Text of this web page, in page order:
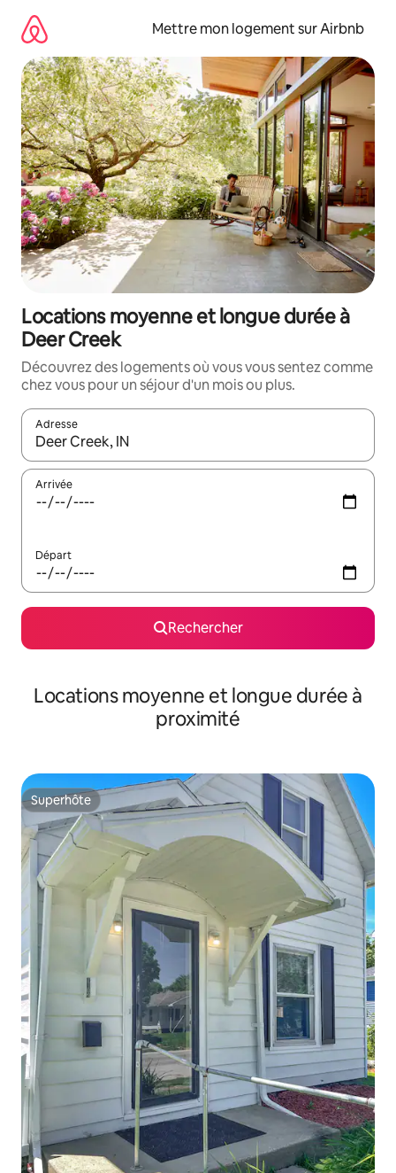
directement
contenu
Mettre mon logement sur Airbnb
Locations moyenne et longue durée à
Deer Creek
Découvrez des logements où vous vous sentez comme
chez vous pour un séjour d'un mois ou plus.
Adresse
Lorsque les résultats s'affichent, utilisez les flèches vers le
Arrivée
Départ
Rechercher
Locations moyenne et longue durée à
proximité
Superhôte
Superhôte